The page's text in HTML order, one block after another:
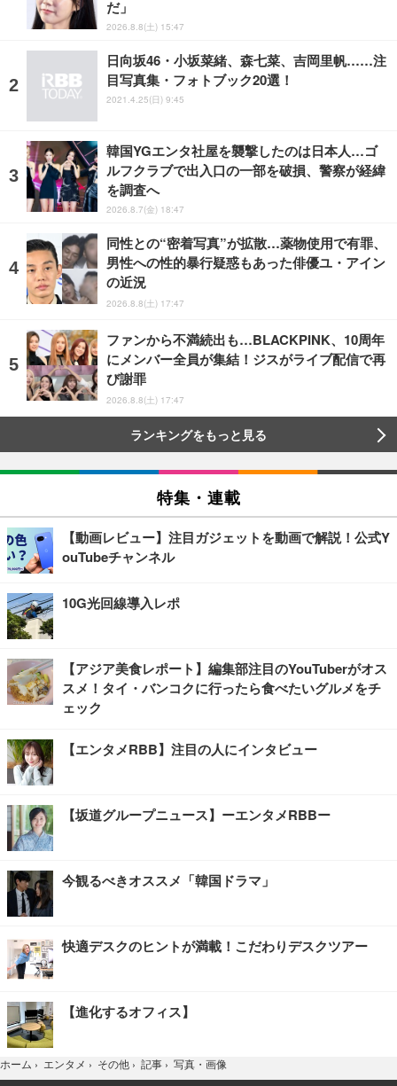
だ」
2026.8.8(土) 15:47
日向坂46・小坂菜緒、森七菜、吉岡里帆……注
目写真集・フォトブック20選！
2021.4.25(日) 9:45
韓国YGエンタ社屋を襲撃したのは日本人…ゴ
ルフクラブで出入口の一部を破損、警察が経緯
を調査へ
2026.8.7(金) 18:47
同性との“密着写真”が拡散…薬物使用で有罪、
男性への性的暴行疑惑もあった俳優ユ・アイン
の近況
2026.8.8(土) 17:47
ファンから不満続出も…BLACKPINK、10周年
にメンバー全員が集結！ジスがライブ配信で再
び謝罪
2026.8.8(土) 17:47
ランキングをもっと見る
特集・連載
【動画レビュー】注目ガジェットを動画で解説！公式Y
ouTubeチャンネル
10G光回線導入レポ
【アジア美食レポート】編集部注目のYouTuberがオス
スメ！タイ・バンコクに行ったら食べたいグルメをチ
ェック
【エンタメRBB】注目の人にインタビュー
【坂道グループニュース】ーエンタメRBBー
今観るべきオススメ「韓国ドラマ」
快適デスクのヒントが満載！こだわりデスクツアー
【進化するオフィス】
ホーム › エンタメ › その他 › 記事 › 写真・画像